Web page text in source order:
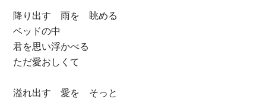
降り出す 雨を 眺める
ベッドの中
君を思い浮かべる
ただ愛おしくて
溢れ出す 愛を そっと